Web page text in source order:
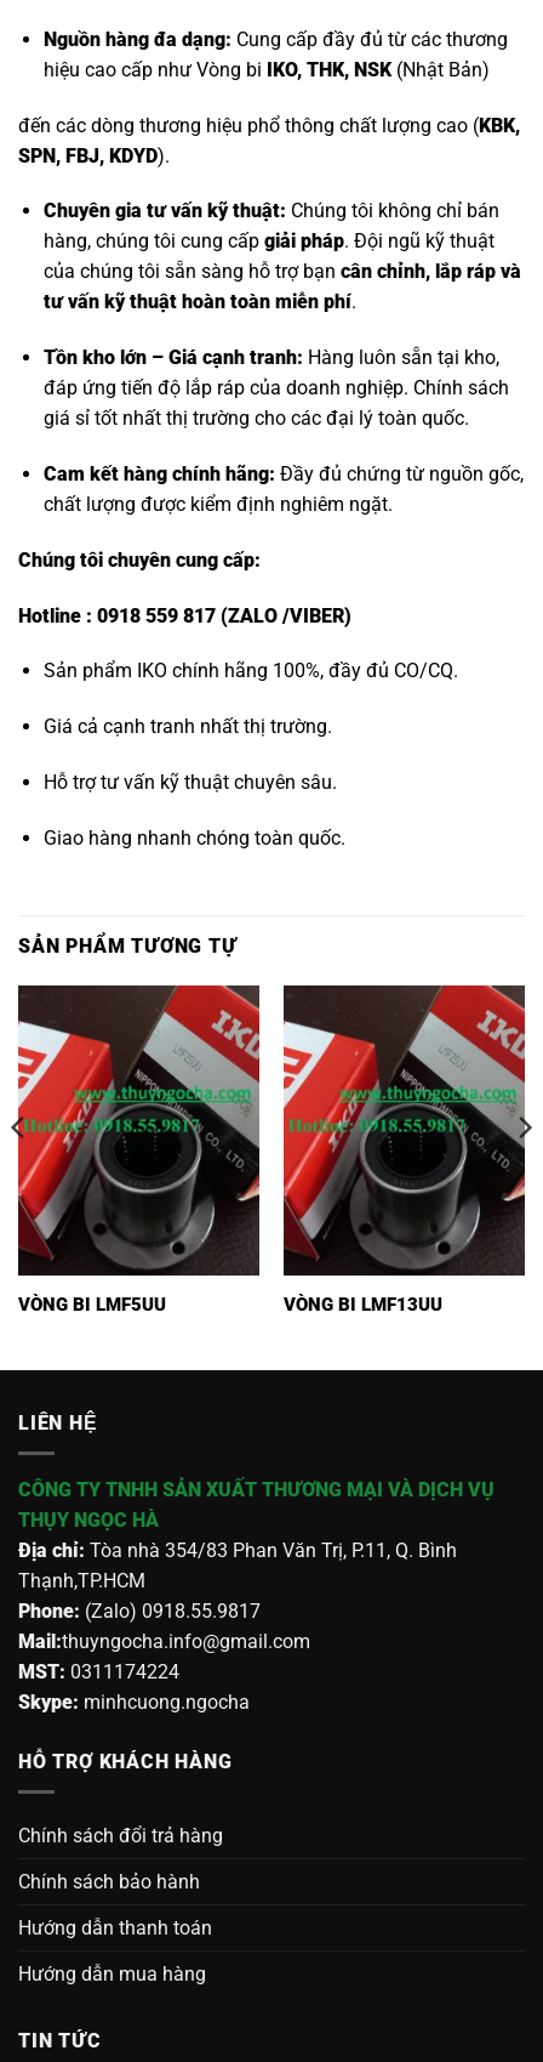
Nguồn hàng đa dạng: Cung cấp đầy đủ từ các thương
hiệu cao cấp nhưVòng bi IKO, THK, NSK(Nhật Bản)
đến các dòng thương hiệu phổ thông chất lượng cao (KBK,
SPN, FBJ, KDYD).
Chuyên gia tư vấn kỹ thuật: Chúng tôi không chỉ bán
hàng, chúng tôi cung cấp giải pháp. Đội ngũ kỹ thuật
của chúng tôi sẵn sàng hỗ trợ bạn cân chỉnh, lắp ráp và
tư vấn kỹ thuật hoàn toàn miễn phí.
Tồn kho lớn – Giá cạnh tranh: Hàng luôn sẵn tại kho,
đáp ứng tiến độ lắp ráp của doanh nghiệp. Chính sách
giá sỉ tốt nhất thị trường cho các đại lý toàn quốc.
Cam kết hàng chính hãng: Đầy đủ chứng từ nguồn gốc,
chất lượng được kiểm định nghiêm ngặt.
Chúng tôi chuyên cung cấp:
Hotline : 0918 559 817 (ZALO /VIBER)
Sản phẩm IKO chính hãng 100%, đầy đủ CO/CQ.
Giá cả cạnh tranh nhất thị trường.
Hỗ trợ tư vấn kỹ thuật chuyên sâu.
Giao hàng nhanh chóng toàn quốc.
SẢN PHẨM TƯƠNG TỰ
VÒNG BI LMF5UU VÒNG BI LMF13UU
LIÊN HỆ
CÔNG TY TNHH SẢN XUẤT THƯƠNG MẠI VÀ DỊCH VỤ
THỤY NGỌC HÀ
Địa chỉ: Tòa nhà 354/83 Phan Văn Trị, P.11, Q. Bình
Thạnh,TP.HCM
Phone: (Zalo) 0918.55.9817
Mail:thuyngocha.info@gmail.com
MST: 0311174224
Skype: minhcuong.ngocha
HỖ TRỢ KHÁCH HÀNG
Chính sách đổi trả hàng
Chính sách bảo hành
Hướng dẫn thanh toán
Hướng dẫn mua hàng
TIN TỨC